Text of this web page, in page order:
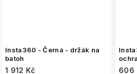
Insta360 - Černá - držák na
batoh
1 912 Kč 606